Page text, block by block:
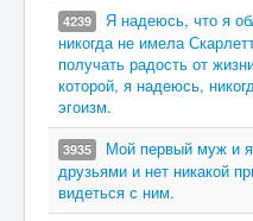
4239
Я надеюсь, что я
никогда не имела
получать радость от
которой, я надеюсь,
эгоизм.
3935
Мой первый муж и
друзьями и нет никакой
видеться с ним.